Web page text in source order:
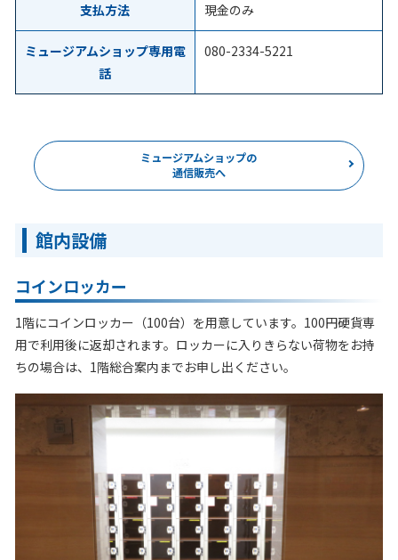
支払方法 現金のみ
ミュージアムショップ専用電
話
080-2334-5221
ミュージアムショップの
通信販売へ
館内設備
コインロッカー
1階にコインロッカー（100台）を用意しています。100円硬貨専
用で利用後に返却されます。ロッカーに入りきらない荷物をお持
ちの場合は、1階総合案内までお申し出ください。